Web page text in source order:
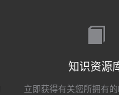
知识资源
立即获得有关您所拥有